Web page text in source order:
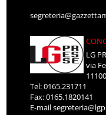
LG
via
Tel: 0165.231711
Fax: 0165.1820141
E-mail